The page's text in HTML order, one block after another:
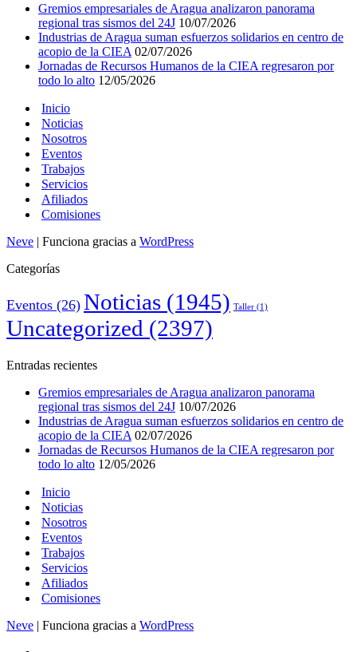
Gremios empresariales de Aragua analizaron panorama
regional tras sismos del 24J 10/07/2026
Industrias de Aragua suman esfuerzos solidarios en centro de
acopio de la CIEA 02/07/2026
Jornadas de Recursos Humanos de la CIEA regresaron por
todo lo alto 12/05/2026
Inicio
Noticias
Nosotros
Eventos
Trabajos
Servicios
Afiliados
Comisiones
Neve | Funciona gracias a WordPress
Categorías
Eventos (26) Noticias (1945) Taller (1)
Uncategorized (2397)
Entradas recientes
Gremios empresariales de Aragua analizaron panorama
regional tras sismos del 24J 10/07/2026
Industrias de Aragua suman esfuerzos solidarios en centro de
acopio de la CIEA 02/07/2026
Jornadas de Recursos Humanos de la CIEA regresaron por
todo lo alto 12/05/2026
Inicio
Noticias
Nosotros
Eventos
Trabajos
Servicios
Afiliados
Comisiones
Neve | Funciona gracias a WordPress